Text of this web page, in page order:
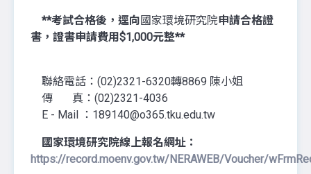
**考試合格後，逕向國家環境研究院申請合格證
書，證書申請費用$1,000元整**
聯絡電話：(02)2321-6320轉8869 陳小姐
傳 真：(02)2321-4036
E - Mail ：189140@o365.tku.edu.tw
國家環境研究院線上報名網址：
https://record.moenv.gov.tw/NERAWEB/Voucher/